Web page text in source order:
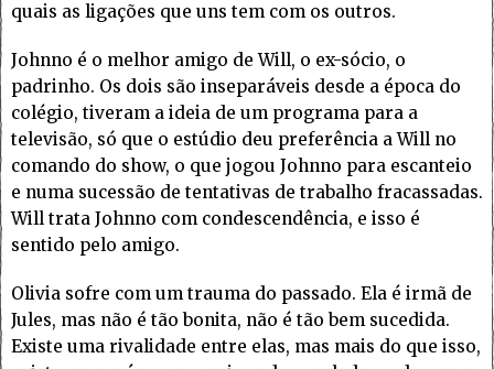
quais as ligações que uns tem com os outros.
Johnno é o melhor amigo de Will, o ex-sócio, o
padrinho. Os dois são inseparáveis desde a época do
colégio, tiveram a ideia de um programa para a
televisão, só que o estúdio deu preferência a Will no
comando do show, o que jogou Johnno para escanteio
e numa sucessão de tentativas de trabalho fracassadas.
Will trata Johnno com condescendência, e isso é
sentido pelo amigo.
Olivia sofre com um trauma do passado. Ela é irmã de
Jules, mas não é tão bonita, não é tão bem sucedida.
Existe uma rivalidade entre elas, mas mais do que isso,